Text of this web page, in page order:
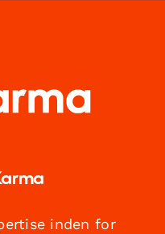
inden for